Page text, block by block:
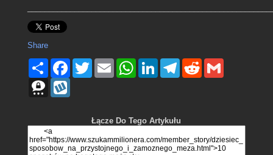
Share
Podziel
się
FacebookTwitter Email WhatsAppLinkedIn Telegram Reddit
Threema
Łącze Do Tego Artykułu